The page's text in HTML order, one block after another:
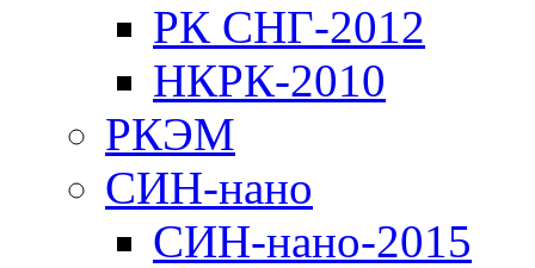
РК СНГ-2012
НКРК-2010
РКЭМ
СИН-нано
СИН-нано-2015